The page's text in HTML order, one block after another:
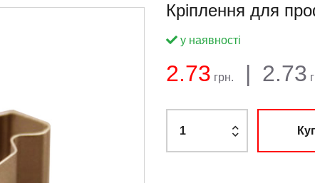
Кріплення для
Баланс:
у наявності
2.73 грн. | 2.73